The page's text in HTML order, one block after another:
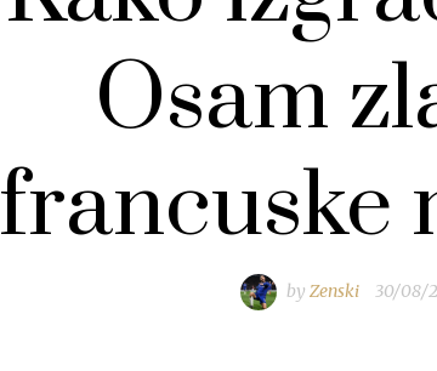
Osam
francuske
by Zenski 30/08/